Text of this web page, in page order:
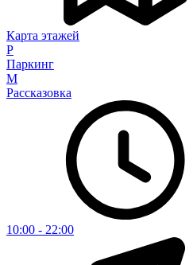
Карта этажей
P
Паркинг
M
Рассказовка
10:00 - 22:00